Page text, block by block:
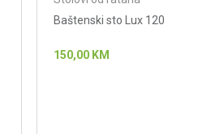
Baštenski sto Lux 120
150,00 KM